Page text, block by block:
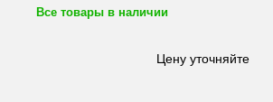
Все товары в наличии
Цену уточняйте